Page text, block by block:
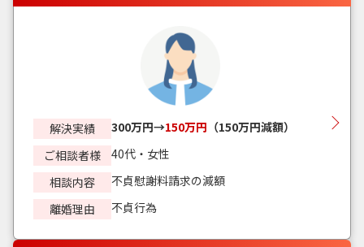
解決実績 300万円→150万円 （150万円減額）
ご相談者様
40代・女性
相談内容
不貞慰謝料請求の減額
離婚理由
不貞行為